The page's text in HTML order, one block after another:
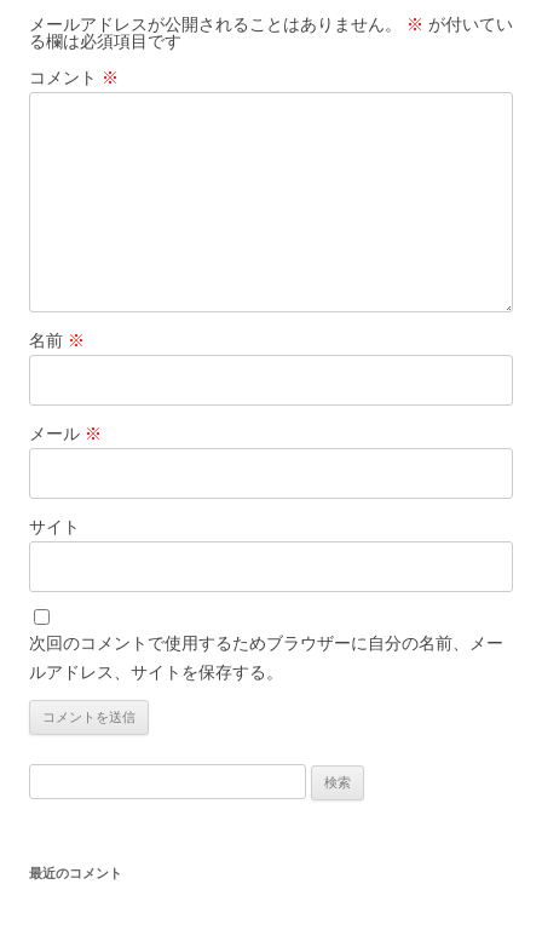
メールアドレスが公開されることはありません。 ※ が付いてい
る欄は必須項目です
コメント ※
名前 ※
メール ※
サイト
次回のコメントで使用するためブラウザーに自分の名前、メー
ルアドレス、サイトを保存する。
最近のコメント